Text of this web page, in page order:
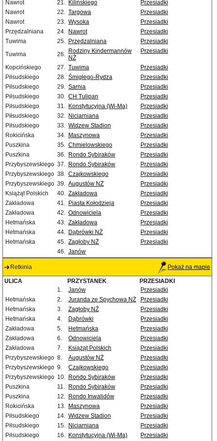
Nawrot
21. Kilińskiego
Przesiadki
Nawrot
22. Targowa
Przesiadki
Nawrot
23. Wysoka
Przesiadki
Przędzalniana
24. Nawrot
Przesiadki
Tuwima
25. Przędzalniana
Przesiadki
Tuwima
26. Rodziny Kindermannów
NŻ
Przesiadki
Kopcińskiego 27. Tuwima
Przesiadki
Piłsudskiego
28. Śmigłego-Rydza
Przesiadki
Piłsudskiego
29. Sarnia
Przesiadki
Piłsudskiego
30. CH Tulipan
Przesiadki
Piłsudskiego
31. Konstytucyjna (Wi-Ma)
Przesiadki
Piłsudskiego
32. Niciarniana
Przesiadki
Piłsudskiego
33. Widzew Stadion
Przesiadki
Rokicińska
34. Maszynowa
Przesiadki
Puszkina
35. Chmielowskiego
Przesiadki
Puszkina
36. Rondo Sybiraków
Przesiadki
Przybyszewskiego 37. Rondo Sybiraków
Przesiadki
Przybyszewskiego 38. Czajkowskiego
Przesiadki
Przybyszewskiego 39. Augustów NŻ
Przesiadki
Książąt Polskich
40. Zakładowa
Przesiadki
Zakładowa
41. Piasta Kołodzieja
Przesiadki
Zakładowa
42. Odnowiciela
Przesiadki
Hetmańska
43. Zakładowa
Przesiadki
Hetmańska
44. Dąbrówki NŻ
Przesiadki
Hetmańska
45. Zagłoby NŻ
Przesiadki
46. Janów
Retkinia Pokaż na mapie
ULICA PRZYSTANEK
PRZESIADKI
1.
Janów
Przesiadki
Hetmańska
2. Juranda ze Spychowa NŻ
Przesiadki
Hetmańska
3. Zagłoby NŻ
Przesiadki
Hetmańska
4. Dąbrówki
Przesiadki
Zakładowa
5. Hetmańska
Przesiadki
Zakładowa
6. Odnowiciela
Przesiadki
Zakładowa
7. Książąt Polskich
Przesiadki
Przybyszewskiego 8. Augustów NŻ
Przesiadki
Przybyszewskiego 9. Czajkowskiego
Przesiadki
Przybyszewskiego 10. Rondo Sybiraków
Przesiadki
Puszkina
11. Rondo Sybiraków
Przesiadki
Puszkina
12. Rondo Inwalidów
Przesiadki
Rokicińska
13. Maszynowa
Przesiadki
Piłsudskiego
14. Widzew Stadion
Przesiadki
Piłsudskiego
15. Niciarniana
Przesiadki
Piłsudskiego
16. Konstytucyjna (Wi-Ma)
Przesiadki